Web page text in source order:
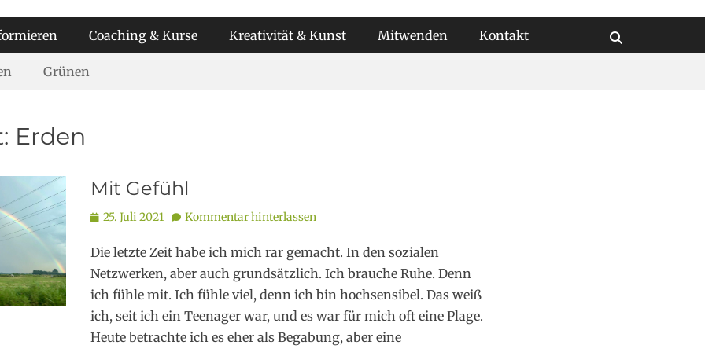
Coaching & Kurse Kreativität & Kunst Mitwenden Kontakt
Grünen
Erden
Mit Gefühl
Posted
25. Juli 2021 Kommentar hinterlassen
Die letzte Zeit habe ich mich rar gemacht. In den sozialen
Netzwerken, aber auch grundsätzlich. Ich brauche Ruhe. Denn
ich fühle mit. Ich fühle viel, denn ich bin hochsensibel. Das weiß
ich, seit ich ein Teenager war, und es war für mich oft eine Plage.
Heute betrachte ich es eher als Begabung, aber eine